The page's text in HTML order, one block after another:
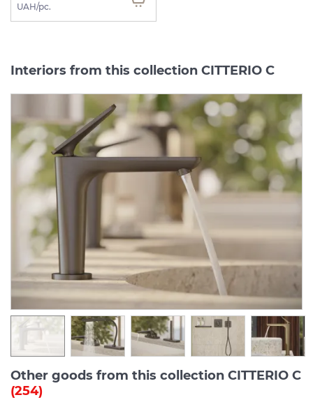
UAH/pc.
Interiors from this collection CITTERIO C
Other goods from this collection CITTERIO C
(254)